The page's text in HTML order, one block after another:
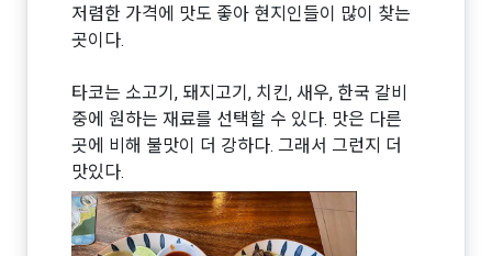
저렴한 가격에 맛도 좋아 현지인들이 많이 찾는
곳이다.
타코는 소고기, 돼지고기, 치킨, 새우, 한국 갈비
중에 원하는 재료를 선택할 수 있다. 맛은 다른
곳에 비해 불맛이 더 강하다. 그래서 그런지 더
맛있다.